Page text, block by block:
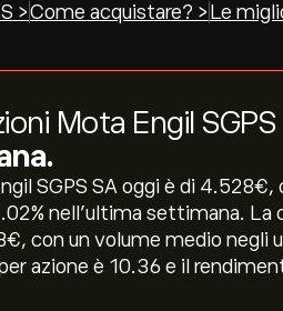
>Come acquistare? > Le
Mota Engil SGPS
SGPS SA oggi è di
nell'ultima settimana. La
con un volume medio negli
azione è 10.36 e il